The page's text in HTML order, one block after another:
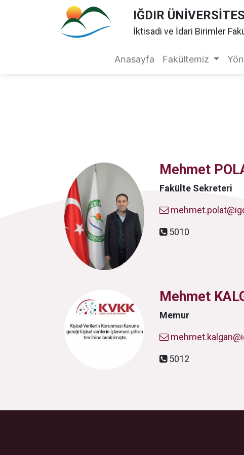
IĞDIR
İktisadi ve İdari Birimler
Anasayfa Fakültemiz
Mehmet
Fakülte Sekreteri
5010
Mehmet
Memur
5012